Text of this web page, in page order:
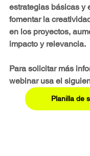
estrategias básicas y
fomentar la
en los proyectos,
impacto y relevancia.
Para solicitar más
webinar usa el
Planilla de